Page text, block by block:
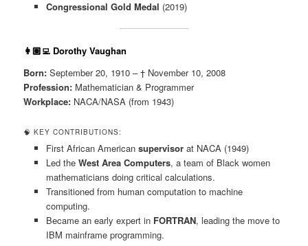
Congressional Gold Medal (2019)
👩🏽‍💻 Dorothy Vaughan
Born: September 20, 1910 – † November 10, 2008
Profession: Mathematician & Programmer
Workplace: NACA/NASA (from 1943)
🧠 KEY CONTRIBUTIONS:
First African American supervisorat NACA (1949)
Led the West Area Computers, a team of Black women
mathematicians doing critical calculations.
Transitioned from human computation to machine
computing.
Became an early expert in FORTRAN, leading the move to
IBM mainframe programming.